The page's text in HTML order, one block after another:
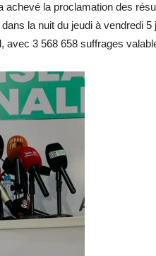
achevé la proclamation des
la nuit du jeudi à vendredi 5
3 568 658 suffrages